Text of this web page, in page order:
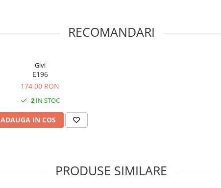
RECOMANDARI
Givi
E196
174,00 RON
2IN STOC
ADAUGA IN COS
PRODUSE SIMILARE